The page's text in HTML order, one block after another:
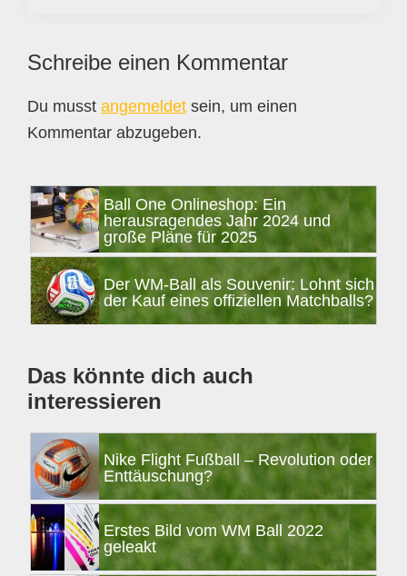
Leser-
Interaktionen
Schreibe einen Kommentar
Du musst angemeldet sein, um einen
Kommentar abzugeben.
SeitenspalteBall One Onlineshop: Ein
herausragendes Jahr 2024 und
große Pläne für 2025
Der WM-Ball als Souvenir: Lohnt sich
der Kauf eines offiziellen Matchballs?
Das könnte dich auch
interessieren
Nike Flight Fußball – Revolution oder
Enttäuschung?
Erstes Bild vom WM Ball 2022
geleakt